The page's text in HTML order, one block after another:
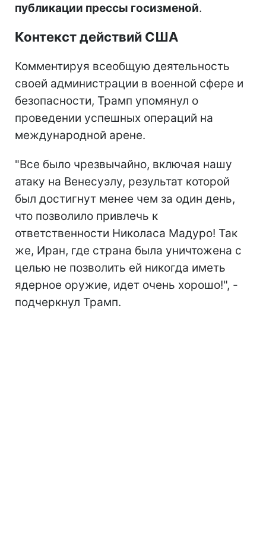
публикации прессы госизменой.
Контекст действий США
Комментируя всеобщую деятельность
своей администрации в военной сфере и
безопасности, Трамп упомянул о
проведении успешных операций на
международной арене.
"Все было чрезвычайно, включая нашу
атаку на Венесуэлу, результат которой
был достигнут менее чем за один день,
что позволило привлечь к
ответственности Николаса Мадуро! Так
же, Иран, где страна была уничтожена с
целью не позволить ей никогда иметь
ядерное оружие, идет очень хорошо!", -
подчеркнул Трамп.